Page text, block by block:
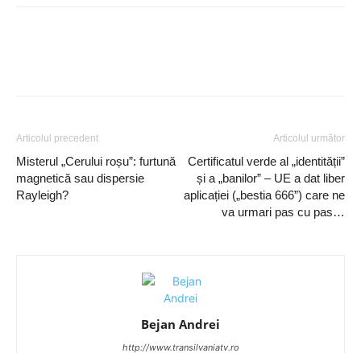
Articolul precedent
Misterul „Cerului roșu”: furtună
magnetică sau dispersie
Rayleigh?
Articolul următor
Certificatul verde al „identității”
și a „banilor” – UE a dat liber
aplicației („bestia 666”) care ne
va urmari pas cu pas…
Bejan Andrei
http://www.transilvaniatv.ro